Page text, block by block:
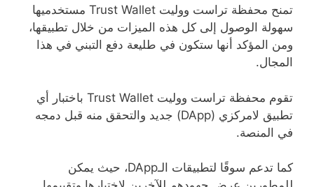
تمنح محفظة تراست ووليت Trust Wallet مستخدميها
سهولة الوصول إلى كل هذه الميزات من خلال تطبيقها،
ومن المؤكد أنها ستكون في طليعة دفع التبني في هذا
المجال.
تقوم محفظة تراست ووليت Trust Wallet باختبار أي
تطبيق لامركزي (DApp) جديد والتحقق منه قبل دمجه
في المنصة.
كما تدعم سوقًا لتطبيقات الـDApp، حيث يمكن